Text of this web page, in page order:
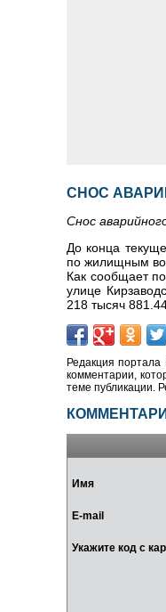
СНОС
Снос
До конца
по жилищным
Как сообщает
улице
218 тысяч
Редакция
комментарии,
теме публикации.
Имя
E-mail
Укажите код с